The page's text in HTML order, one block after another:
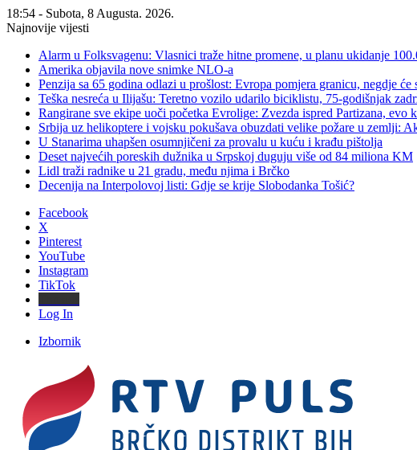
18:54 - Subota, 8 Augusta. 2026.
Najnovije vijesti
Alarm u Folksvagenu: Vlasnici traže hitne promene, u planu ukidanje
Amerika objavila nove snimke NLO-a
Penzija sa 65 godina odlazi u prošlost: Evropa pomjera granicu, negdje
Teška nesreća u Ilijašu: Teretno vozilo udarilo biciklistu, 75-godišnjak
Rangirane sve ekipe uoči početka Evrolige: Zvezda ispred Partizana, evo
Srbija uz helikoptere i vojsku pokušava obuzdati velike požare u zemlji:
U Stanarima uhapšen osumnjičeni za provalu u kuću i krađu pištolja
Deset najvećih poreskih dužnika u Srpskoj duguju više od 84 miliona KM
Lidl traži radnike u 21 gradu, među njima i Brčko
Decenija na Interpolovoj listi: Gdje se krije Slobodanka Tošić?
Facebook
X
Pinterest
YouTube
Instagram
TikTok
Log In
Izbornik